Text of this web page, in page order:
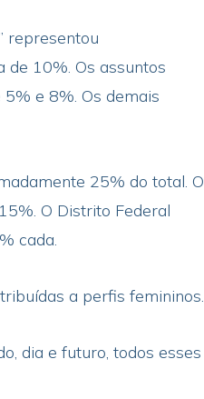
representou
de 10%. Os assuntos
5% e 8%. Os demais
25% do total. O
O Distrito Federal
cada.
a perfis femininos.
dia e futuro, todos esses